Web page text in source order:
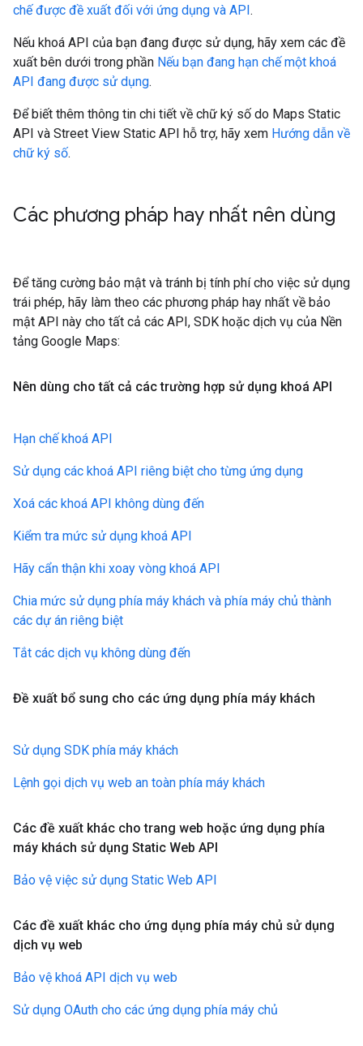
chế được đề xuất đối với ứng dụng và API.
Nếu khoá API của bạn đang được sử dụng, hãy xem các đề
xuất bên dưới trong phần Nếu bạn đang hạn chế một khoá
API đang được sử dụng.
Để biết thêm thông tin chi tiết về chữ ký số do Maps Static
API và Street View Static API hỗ trợ, hãy xem Hướng dẫn về
chữ ký số.
Các phương pháp hay nhất nên dùng
Để tăng cường bảo mật và tránh bị tính phí cho việc sử dụng
trái phép, hãy làm theo các phương pháp hay nhất về bảo
mật API này cho tất cả các API, SDK hoặc dịch vụ của Nền
tảng Google Maps:
Nên dùng cho tất cả các trường hợp sử dụng khoá API
Hạn chế khoá API
Sử dụng các khoá API riêng biệt cho từng ứng dụng
Xoá các khoá API không dùng đến
Kiểm tra mức sử dụng khoá API
Hãy cẩn thận khi xoay vòng khoá API
Chia mức sử dụng phía máy khách và phía máy chủ thành
các dự án riêng biệt
Tắt các dịch vụ không dùng đến
Đề xuất bổ sung cho các ứng dụng phía máy khách
Sử dụng SDK phía máy khách
Lệnh gọi dịch vụ web an toàn phía máy khách
Các đề xuất khác cho trang web hoặc ứng dụng phía
máy khách sử dụng Static Web API
Bảo vệ việc sử dụng Static Web API
Các đề xuất khác cho ứng dụng phía máy chủ sử dụng
dịch vụ web
Bảo vệ khoá API dịch vụ web
Sử dụng OAuth cho các ứng dụng phía máy chủ